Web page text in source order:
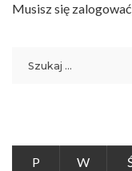
Musisz się zalogować
P W